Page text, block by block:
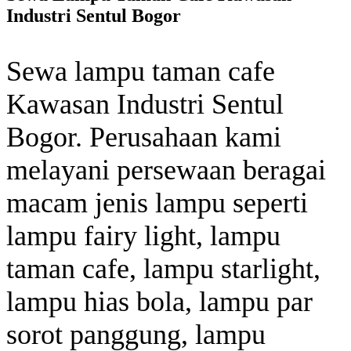
Industri Sentul Bogor
Sewa lampu taman cafe
Kawasan Industri Sentul
Bogor. Perusahaan kami
melayani persewaan beragai
macam jenis lampu seperti
lampu fairy light, lampu
taman cafe, lampu starlight,
lampu hias bola, lampu par
sorot panggung, lampu